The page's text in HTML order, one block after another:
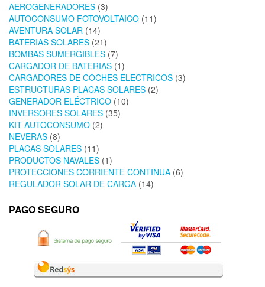
AEROGENERADORES (3)
AUTOCONSUMO FOTOVOLTAICO (11)
AVENTURA SOLAR (14)
BATERIAS SOLARES (21)
BOMBAS SUMERGIBLES (7)
CARGADOR DE BATERIAS (1)
CARGADORES DE COCHES ELECTRICOS (3)
ESTRUCTURAS PLACAS SOLARES (2)
GENERADOR ELÉCTRICO (10)
INVERSORES SOLARES (35)
KIT AUTOCONSUMO (2)
NEVERAS (8)
PLACAS SOLARES (11)
PRODUCTOS NAVALES (1)
PROTECCIONES CORRIENTE CONTINUA (6)
REGULADOR SOLAR DE CARGA (14)
PAGO SEGURO